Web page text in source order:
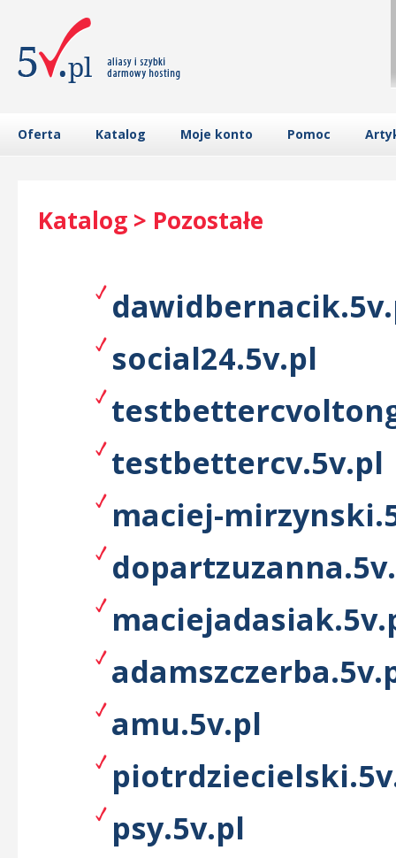
Oferta Katalog Moje konto Pomoc
Katalog > Pozostałe
social24.5v.pl
testbettercv.5v.pl
maciej-
amu.5v.pl
psy.5v.pl